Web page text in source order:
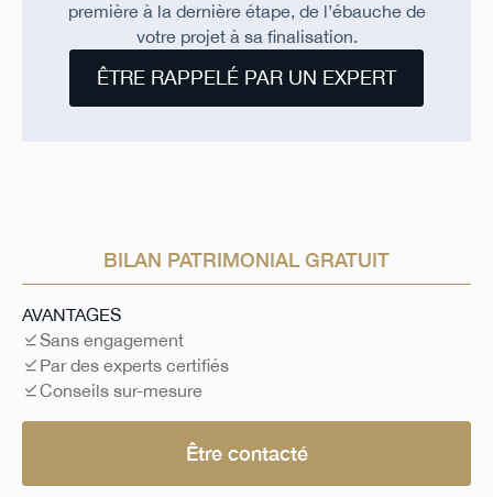
première à la dernière étape, de l’ébauche de
votre projet à sa finalisation.
ÊTRE RAPPELÉ PAR UN EXPERT
BILAN PATRIMONIAL GRATUIT
AVANTAGES
Sans engagement
Par des experts certifiés
Conseils sur-mesure
Être contacté